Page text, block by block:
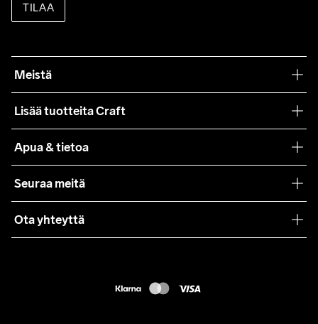
TILAA
Meistä
Lisää tuotteita Craft
Yhteistyöt
Lehdistö
Apua & tietoa
Käyttöehdot
Asiakaspalvelu
Seuraa meitä
Ota yhteyttä